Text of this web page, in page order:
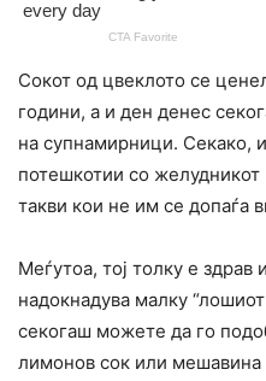
Сокот од цвеклото се
години, а и ден денес
на супнамирници. Секако,
потешкотии со желудникот
такви кои не им се допаѓа
Меѓутоа, тој толку е здрав
надокнадува малку
секогаш можете да го
лимонов сок или мешавина